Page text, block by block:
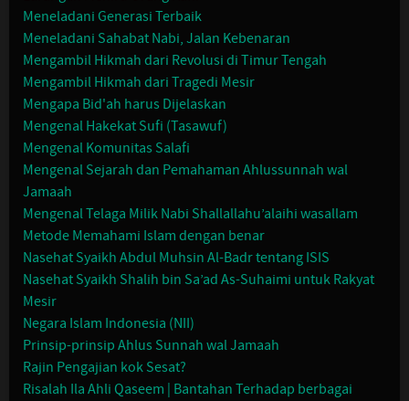
Meneladani Generasi Terbaik
Meneladani Sahabat Nabi, Jalan Kebenaran
Mengambil Hikmah dari Revolusi di Timur Tengah
Mengambil Hikmah dari Tragedi Mesir
Mengapa Bid'ah harus Dijelaskan
Mengenal Hakekat Sufi (Tasawuf)
Mengenal Komunitas Salafi
Mengenal Sejarah dan Pemahaman Ahlussunnah wal
Jamaah
Mengenal Telaga Milik Nabi Shallallahu’alaihi wasallam
Metode Memahami Islam dengan benar
Nasehat Syaikh Abdul Muhsin Al-Badr tentang ISIS
Nasehat Syaikh Shalih bin Sa’ad As-Suhaimi untuk Rakyat
Mesir
Negara Islam Indonesia (NII)
Prinsip-prinsip Ahlus Sunnah wal Jamaah
Rajin Pengajian kok Sesat?
Risalah Ila Ahli Qaseem | Bantahan Terhadap berbagai